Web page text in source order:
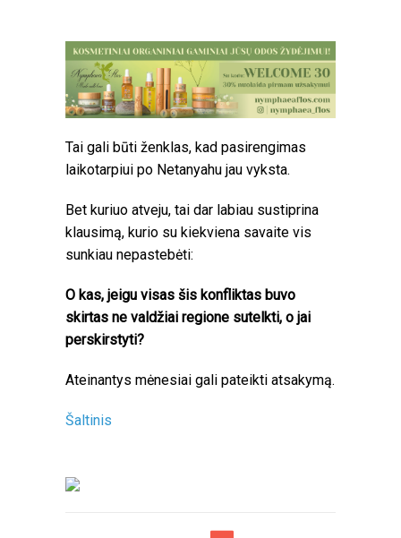
Tai gali būti ženklas, kad pasirengimas
laikotarpiui po Netanyahu jau vyksta.
Bet kuriuo atveju, tai dar labiau sustiprina
klausimą, kurio su kiekviena savaite vis
sunkiau nepastebėti:
O kas, jeigu visas šis konfliktas buvo
skirtas ne valdžiai regione sutelkti, o jai
perskirstyti?
Ateinantys mėnesiai gali pateikti atsakymą.
Šaltinis